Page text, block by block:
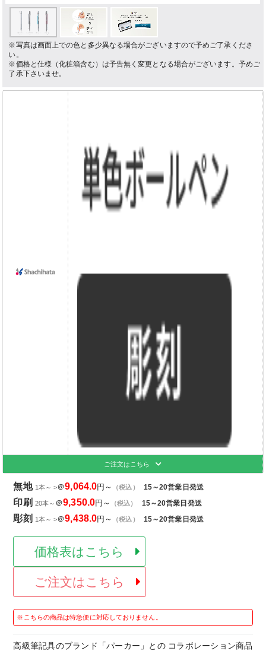
※写真は画面上での色と多少異なる場合がございますので予めご了承くださ
い。
※価格と仕様（化粧箱含む）は予告無く変更となる場合がございます。予めご
了承下さいませ。
ご注文はこちら
無地 1本～ >＠9,064.0円～ （税込） 15～20営業日発送
印刷 20本～ ＠9,350.0円～ （税込） 15～20営業日発送
彫刻 1本～ >＠9,438.0円～ （税込） 15～20営業日発送
価格表はこちら
ご注文はこちら
※こちらの商品は特急便に対応しておりません。
高級筆記具のブランド「パーカー」との コラボレーション商品